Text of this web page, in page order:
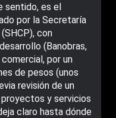
sentido, es el
por la Secretaría
con
(Banobras,
por un
de pesos (unos
revisión de un
y servicios
claro hasta dónde